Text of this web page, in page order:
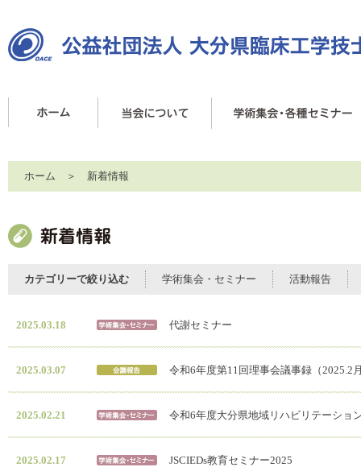
ホーム ＞ 新着情報
カテゴリーで絞り込む 学術集会・セミナー 活動報告
2025.03.18 代謝セミナー
2025.03.07 令和6年度第11回理事会議事録（2025.2
2025.02.21 令和6年度大分県地域リハビリテーショ
2025.02.17 JSCIEDs教育セミナー2025